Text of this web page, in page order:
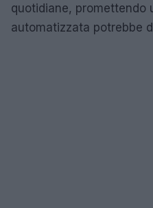
quotidiane, promettendo
automatizzata potrebbe